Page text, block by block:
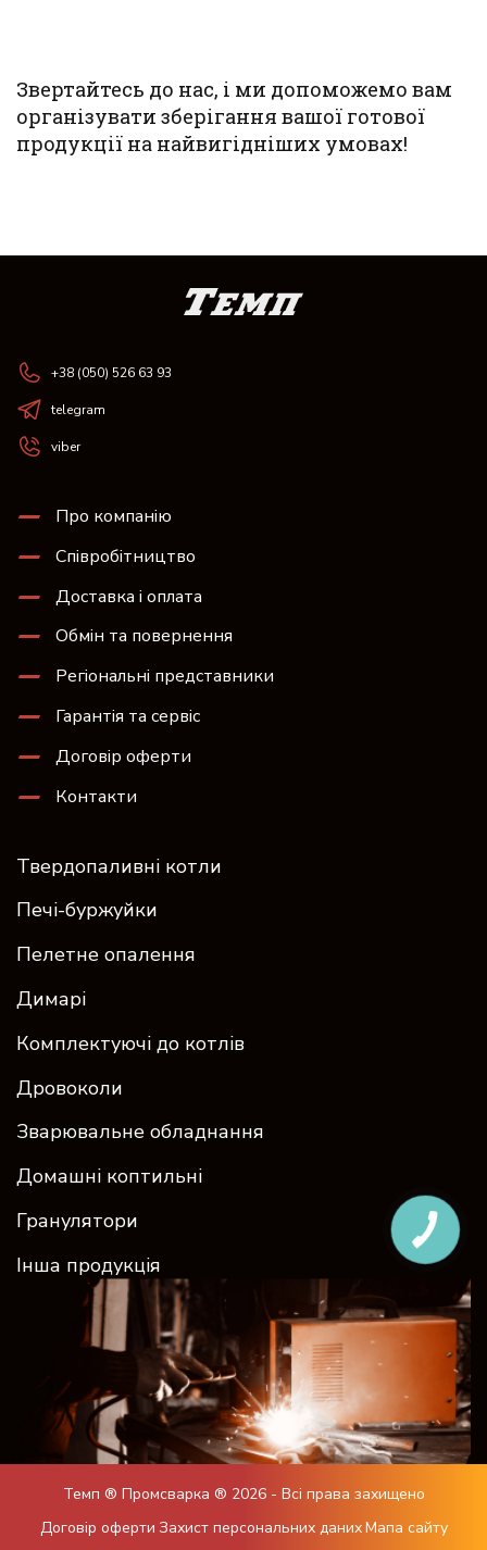
Звертайтесь до нас, і ми допоможемо вам
організувати зберігання вашої готової
продукції на найвигідніших умовах!
+38 (050) 526 63 93
telegram
viber
Про компанію
Співробітництво
Доставка і оплата
Обмін та повернення
Регіональні представники
Гарантія та сервіс
Договір оферти
Контакти
Твердопаливні котли
Печі-буржуйки
Пелетне опалення
Димарі
Комплектуючі до котлів
Дровоколи
Зварювальне обладнання
Домашні коптильні
Гранулятори
Інша продукція
Темп ® Промсварка ® 2026 - Всі права захищено
Договір оферти Захист персональних данихМапа сайту